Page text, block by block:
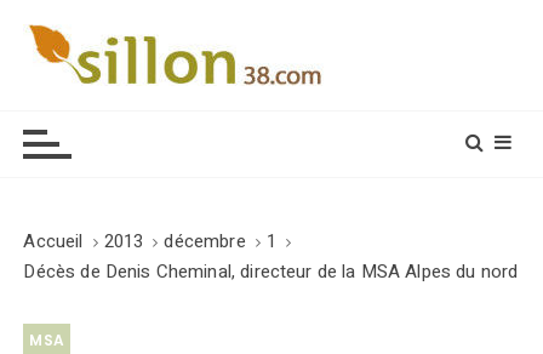
Accueil 2013 décembre
1
Décès de Denis Cheminal, directeur de la MSA Alpes du nord
MSA